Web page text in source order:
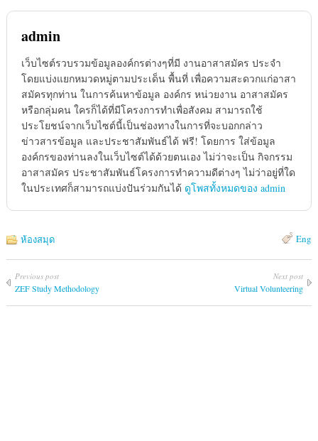
admin
เว็บไซต์รวบรวมข้อมูลองค์กรต่างๆที่มี งานอาสาสมัคร ประจำ
โดยแบ่งแยกหมวดหมู่ตามประเด็น พื้นที่ เพื่อความสะดวกแก่อาสา
สมัครทุกท่าน ในการค้นหาข้อมูล องค์กร หน่วยงาน อาสาสมัคร
หรือกลุ่มคน ใครก็ได้ที่มีโครงการทำเพื่อสังคม สามารถใช้
ประโยชน์จากเว็บไซต์นี้เป็นช่องทางในการที่จะบอกกล่าว
ข่าวสารข้อมูล และประชาสัมพันธ์ได้ ฟรี! โดยการ ใส่ข้อมูล
องค์กรของท่านลงในเว็บไซต์ได้ด้วยตนเอง ไม่ว่าจะเป็น กิจกรรม
อาสาสมัคร ประชาสัมพันธ์โครงการทำความดีต่างๆ ไม่ว่าอยู่ที่ใด
ในประเทศก็สามารถแบ่งปันร่วมกันได้ ดูโพสทั้งหมดของ admin
Eng
ห้องสมุด
Previous post
ZEF Study Methodology
Next post
Virtual Volunteering